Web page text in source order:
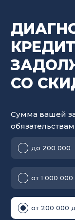
СО
Cумма вашей
до 200 000
от 1 000
от 200 000